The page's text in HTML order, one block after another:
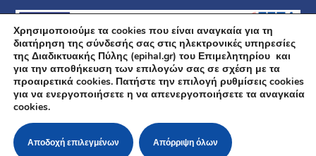
Υποέργο 1 Πράξης: «Ανάπτυξη και Αναβάθμιση
Ηλεκτρονικής Υποδομής και Ψηφιακών Υπηρεσιών του
Επιμελητηρίου Χαλκιδικής» Επιχειρησιακό Πρόγραμμα
«Κεντρική Μακεδονία» Συγχρηματοδοτείται από την
Ευρωπαϊκή Ένωση (Ευρωπαϊκό Ταμείο Περιφερειακής
Χρησιμοποιούμε τα cookies που είναι αναγκαία για τη
διατήρηση της σύνδεσής σας στις ηλεκτρονικές υπηρεσίες
της Διαδικτυακής Πύλης (epihal.gr) του Επιμελητηρίου και
για την αποθήκευση των επιλογών σας σε σχέση με τα
προαιρετικά cookies. Πατήστε την επιλογή ρυθμίσεις cookies
για να ενεργοποιήσετε η να απενεργοποιήσετε τα αναγκαία
cookies.
Αποδοχή επιλεγμένων Απόρριψη όλων